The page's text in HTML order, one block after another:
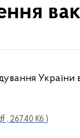
, 267.40 Кб )